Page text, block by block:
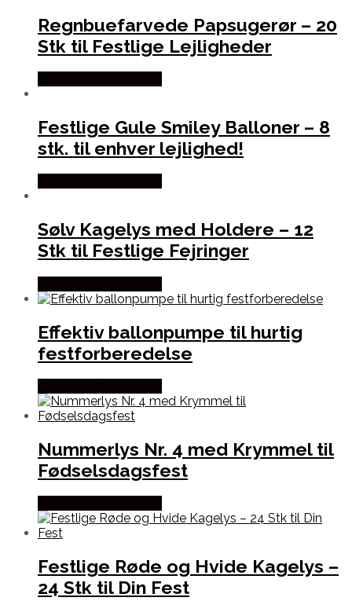
Regnbuefarvede Papsugerør – 20
Stk til Festlige Lejligheder
Festlige Gule Smiley Balloner – 8
stk. til enhver lejlighed!
Sølv Kagelys med Holdere – 12
Stk til Festlige Fejringer
Effektiv ballonpumpe til hurtig
festforberedelse
Nummerlys Nr. 4 med Krymmel til
Fødselsdagsfest
Festlige Røde og Hvide Kagelys –
24 Stk til Din Fest